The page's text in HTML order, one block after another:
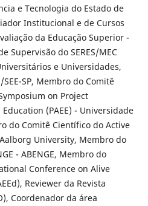
e Tecnologia do Estado de
Institucional e de Cursos
da Educação Superior -
Supervisão do SERES/MEC
e Universidades,
SP, Membro do Comitê
on Project
(PAEE) - Universidade
do Comitê Científico do Active
University, Membro do
- ABENGE, Membro do
Conference on Alive
Reviewer da Revista
Coordenador da área